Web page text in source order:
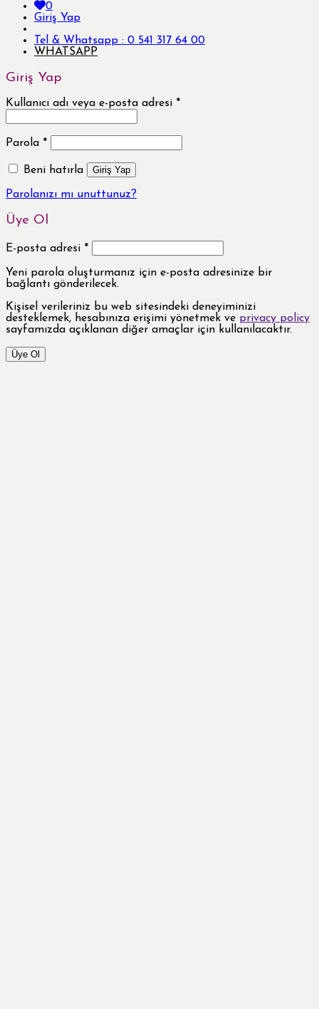
0
Giriş Yap
Tel & Whatsapp : 0 541 317 64 00
WHATSAPP
Giriş Yap
Kullanıcı adı veya e-posta adresi *
Parola *
Beni hatırla Giriş Yap
Parolanızı mı unuttunuz?
Üye Ol
E-posta adresi *
Yeni parola oluşturmanız için e-posta adresinize bir
bağlantı gönderilecek.
Kişisel verileriniz bu web sitesindeki deneyiminizi
desteklemek, hesabınıza erişimi yönetmek ve privacy policy
sayfamızda açıklanan diğer amaçlar için kullanılacaktır.
Üye Ol